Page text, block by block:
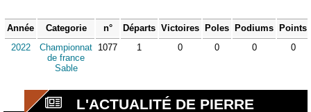
Année Categorie n° Départs Victoires Poles Podiums
Points
2022
Championnat
de france
Sable
1077 1 0 0 0 0
L'ACTUALITÉ DE PIERRE